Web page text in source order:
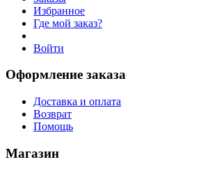
Избранное
Где мой заказ?
Войти
Оформление заказа
Доставка и оплата
Возврат
Помощь
Магазин